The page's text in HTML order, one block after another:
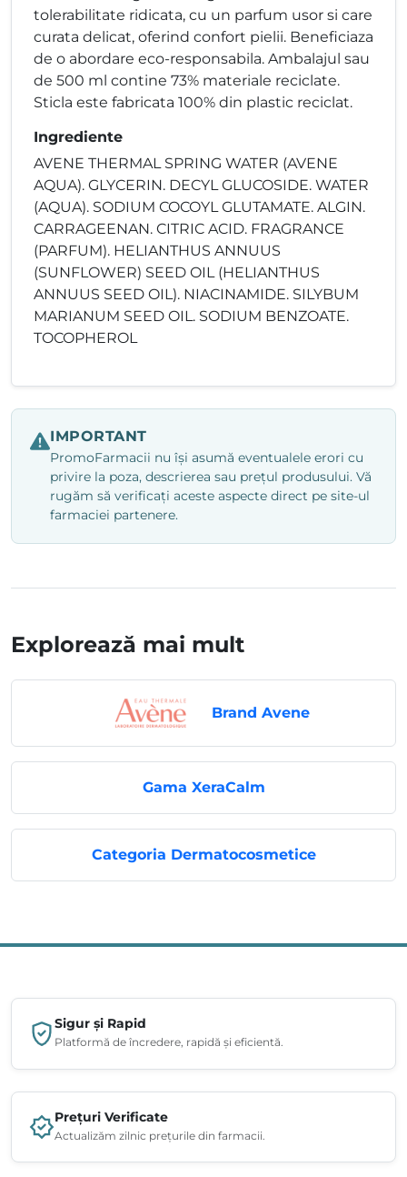
tolerabilitate ridicata, cu un parfum usor si care
curata delicat, oferind confort pielii. Beneficiaza
de o abordare eco-responsabila. Ambalajul sau
de 500 ml contine 73% materiale reciclate.
Sticla este fabricata 100% din plastic reciclat.
Ingrediente
AVENE THERMAL SPRING WATER (AVENE
AQUA). GLYCERIN. DECYL GLUCOSIDE. WATER
(AQUA). SODIUM COCOYL GLUTAMATE. ALGIN.
CARRAGEENAN. CITRIC ACID. FRAGRANCE
(PARFUM). HELIANTHUS ANNUUS
(SUNFLOWER) SEED OIL (HELIANTHUS
ANNUUS SEED OIL). NIACINAMIDE. SILYBUM
MARIANUM SEED OIL. SODIUM BENZOATE.
TOCOPHEROL
IMPORTANT
PromoFarmacii nu își asumă eventualele erori cu
privire la poza, descrierea sau prețul produsului. Vă
rugăm să verificați aceste aspecte direct pe site-ul
farmaciei partenere.
Explorează mai mult
Brand Avene
Gama XeraCalm
Categoria Dermatocosmetice
Sigur și Rapid
Platformă de încredere, rapidă și eficientă.
Prețuri Verificate
Actualizăm zilnic prețurile din farmacii.